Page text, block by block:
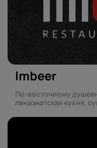
Imbeer
По-восточному
паназиатская кухня,